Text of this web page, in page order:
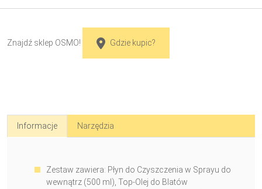
Znajdź sklep OSMO! Gdzie kupic?
Informacje Narzędzia
Zestaw zawiera: Płyn do Czyszczenia w Sprayu do
wewnątrz (500 ml), Top-Olej do Blatów